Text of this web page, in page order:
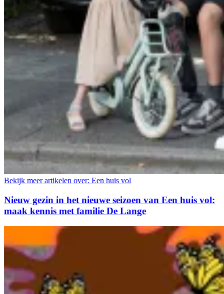
Bekijk meer artikelen over: Een huis vol
Nieuw gezin in het nieuwe seizoen van Een huis vol:
maak kennis met familie De Lange